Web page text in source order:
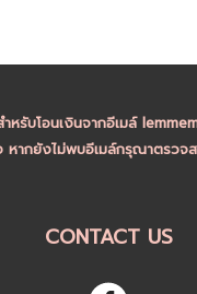
หรับโอนเงินจากอีเมล์
หากยังไม่พบอีเมล์กรุณาตรว
CONTACT US